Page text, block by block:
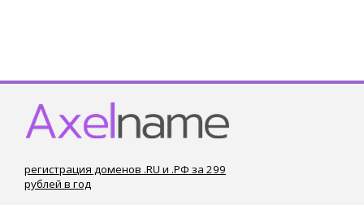
регистрация доменов .RU и .РФ за 299
рублей в год